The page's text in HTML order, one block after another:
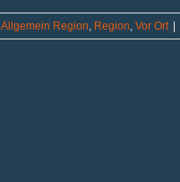
Allgemein Region Region Vor Ort |